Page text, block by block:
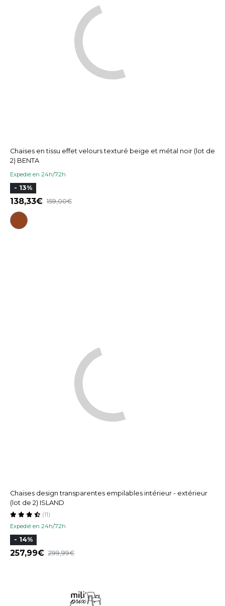
Chaises en tissu effet velours texturé beige et métal noir (lot de
2) BENTA
Expedié en 24h/72h
- 13%
138,33 159,00
Chaises design transparentes empilables intérieur - extérieur
(lot de 2) ISLAND
Expedié en 24h/72h
(11)
- 14%
257,99 299,99